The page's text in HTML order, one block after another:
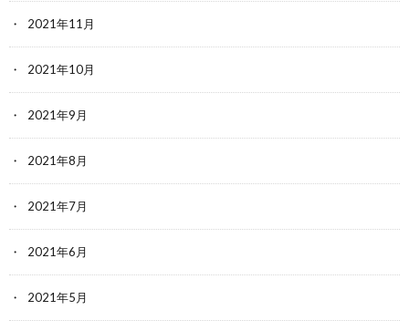
2021年11月
2021年10月
2021年9月
2021年8月
2021年7月
2021年6月
2021年5月